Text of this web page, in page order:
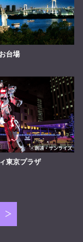
台場
東京プラザ